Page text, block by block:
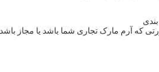
که آرم مارک تجاری شما باشد یا مجاز باشد